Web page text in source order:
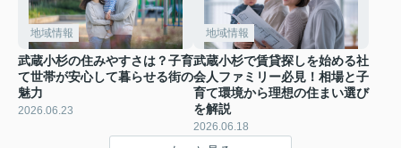
地域情報
武蔵小杉の住みやすさは？子育
て世帯が安心して暮らせる街の
魅力
2026.06.23
地域情報
武蔵小杉で賃貸探しを始める社
会人ファミリー必見！相場と子
育て環境から理想の住まい選び
を解説
2026.06.18